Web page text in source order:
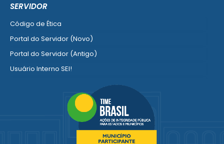
SERVIDOR
Código de Ética
Portal do Servidor (Novo)
Portal do Servidor (Antigo)
Usuário Interno SEI!
Portal do Segurado
Manual de Gestão Patrimonial